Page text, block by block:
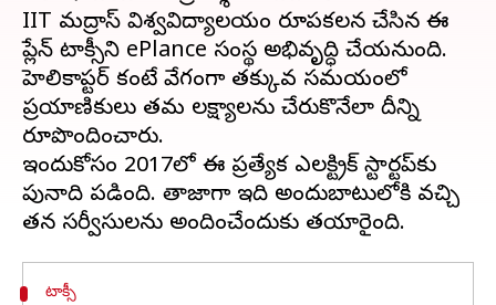
IIT మద్రాస్ విశ్వవిద్యాలయం రూపకల్పన చేసిన ఈ
ప్లేన్ టాక్సీని ePlance సంస్థ అభివృద్ధి చేయనుంది.
హెలికాప్టర్ కంటే వేగంగా తక్కువ సమయంలో
ప్రయాణికులు తమ లక్ష్యాలను చేరుకొనేలా దీన్ని
రూపొందించారు.
ఇందుకోసం 2017లో ఈ ప్రత్యేక ఎలక్ట్రిక్ స్టార్టప్‌కు
పునాది పడింది. తాజాగా ఇది అందుబాటులోకి వచ్చి
టాక్సీ